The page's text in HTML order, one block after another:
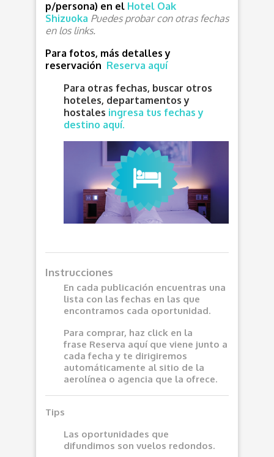
p/persona) en el Hotel Oak
Shizuoka Puedes probar con otras fechas
en los links.
Para fotos, más detalles y
reservación Reserva aquí
Para otras fechas, buscar otros
hoteles, departamentos y
hostales ingresa tus fechas y
destino aquí.
Instrucciones
En cada publicación encuentras una
lista con las fechas en las que
encontramos cada oportunidad.
Para comprar, haz click en la
frase Reserva aquí que viene junto a
cada fecha y te dirigiremos
automáticamente al sitio de la
aerolínea o agencia que la ofrece.
Tips
Las oportunidades que
difundimos son vuelos redondos.